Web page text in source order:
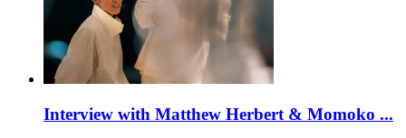
Interview with Matthew Herbert & Momoko ...